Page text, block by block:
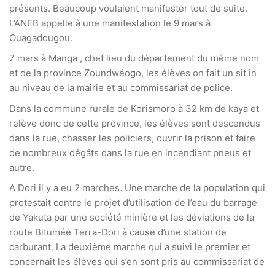
présents. Beaucoup voulaient manifester tout de suite.
L’ANEB appelle à une manifestation le 9 mars à
Ouagadougou.
7 mars à Manga , chef lieu du département du même nom
et de la province Zoundwéogo, les élèves on fait un sit in
au niveau de la mairie et au commissariat de police.
Dans la commune rurale de Korismoro à 32 km de kaya et
relève donc de cette province, les élèves sont descendus
dans la rue, chasser les policiers, ouvrir la prison et faire
de nombreux dégâts dans la rue en incendiant pneus et
autre.
A Dori il y a eu 2 marches. Une marche de la population qui
protestait contre le projet d’utilisation de l’eau du barrage
de Yakuta par une société minière et les déviations de la
route Bitumée Terra-Dori à cause d’une station de
carburant. La deuxième marche qui a suivi le premier et
concernait les élèves qui s’en sont pris au commissariat de